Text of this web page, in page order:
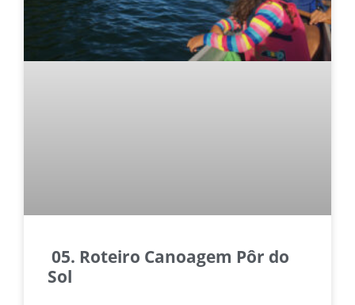
05. Roteiro Canoagem Pôr do
Sol